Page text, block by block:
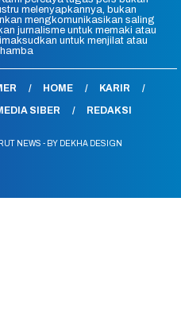
melenyapkannya, bukan
mengkomunikasikan saling
jurnalisme untuk memaki atau
untuk menjilat atau
HOME
KARIR
SIBER REDAKSI
NEWS - BY DEKHA DESIGN